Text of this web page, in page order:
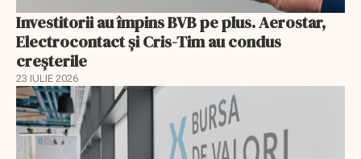
Investitorii au împins BVB pe plus. Aerostar,
Electrocontact și Cris-Tim au condus
creșterile
23 IULIE 2026